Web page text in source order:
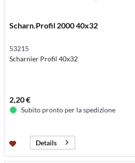
Scharn.Profil 2000 40x32
53215
Scharnier Profil 40x32
2,20 €
Subito pronto per la spedizione
Details